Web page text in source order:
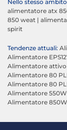
Nello stesso
alimentatore atx
850 weat |
spirit
Tendenze attuali:
Alimentatore
Alimentatore attivo
Alimentatore 80
Alimentatore 80
Alimentatore 550W
Alimentatore 850W